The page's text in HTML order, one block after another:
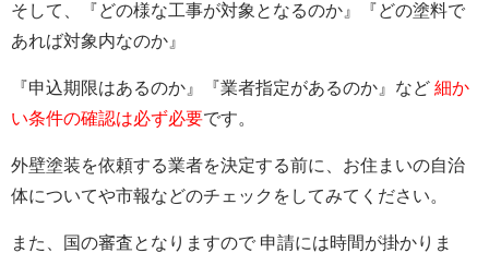
そして、『どの様な工事が対象となるのか』『どの塗料で
あれば対象内なのか』
『申込期限はあるのか』『業者指定があるのか』など 細か
い条件の確認は必ず必要です。
外壁塗装を依頼する業者を決定する前に、お住まいの自治
体についてや市報などのチェックをしてみてください。
また、国の審査となりますので 申請には時間が掛かりま